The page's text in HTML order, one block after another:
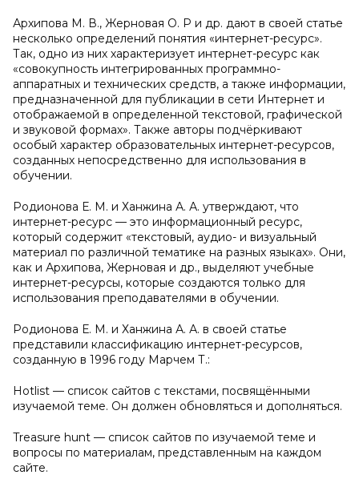
Архипова М. В., Жерновая О. Р и др. дают в своей статье
несколько определений понятия «интернет-ресурс».
Так, одно из них характеризует интернет-ресурс как
«совокупность интегрированных программно-
аппаратных и технических средств, а также информации,
предназначенной для публикации в сети Интернет и
отображаемой в определенной текстовой, графической
и звуковой формах». Также авторы подчёркивают
особый характер образовательных интернет-ресурсов,
созданных непосредственно для использования в
обучении.
Родионова Е. М. и Ханжина А. А. утверждают, что
интернет-ресурс — это информационный ресурс,
который содержит «текстовый, аудио- и визуальный
материал по различной тематике на разных языках». Они,
как и Архипова, Жерновая и др., выделяют учебные
интернет-ресурсы, которые создаются только для
использования преподавателями в обучении.
Родионова Е. М. и Ханжина А. А. в своей статье
представили классификацию интернет-ресурсов,
созданную в 1996 году Марчем Т.:
Hotlist — список сайтов с текстами, посвящёнными
изучаемой теме. Он должен обновляться и дополняться.
Treasure hunt — список сайтов по изучаемой теме и
вопросы по материалам, представленным на каждом
сайте.